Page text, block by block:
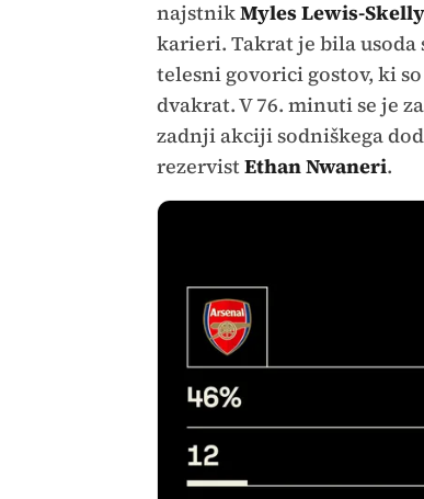
najstnikMyles Lewis-Skelly
karieri. Takrat je bila usoda
telesni govorici gostov, ki
dvakrat. V 76. minuti se je
zadnji akciji sodniškega
rezervistEthan Nwaneri.